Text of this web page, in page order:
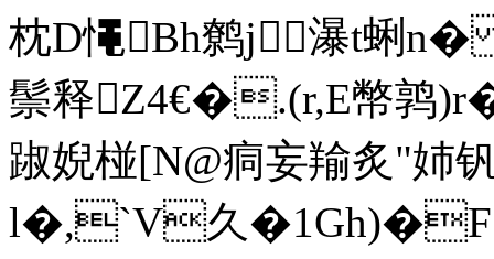
枕D憴Bh鹩j 瀑t蜊
鬃释Z4€�.(r,E幣鹑
踧婗椪[N@痌妄羭炙"
l�,`V久